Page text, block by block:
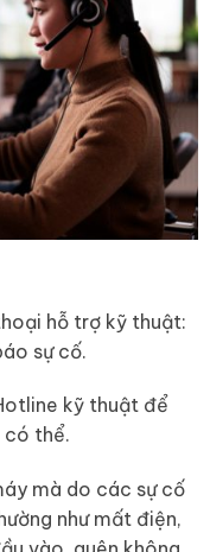
hỗ trợ kỹ thuật:
sự cố.
kỹ thuật để
có thể.
mà do các sự cố
như mất điện,